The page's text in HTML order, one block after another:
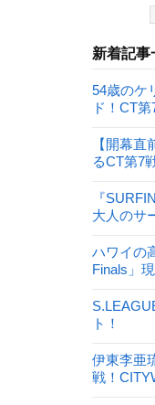
新着記事
54歳のケ
ド！CT
【開幕
るCT第7
『
大人のサ
ハワイの
Finals」
ト！
伊東李亜
戦！